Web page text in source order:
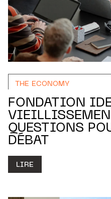
THE ECONOMY
FONDATION
QUESTIONS
DÉBAT
LIRE